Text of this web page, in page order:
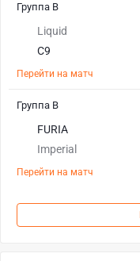
Liquid
C9
Перейти на матч
Группа B
FURIA
Imperial
Перейти на матч
Группа B